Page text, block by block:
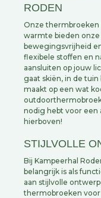
RODEN
Onze thermbroeken
warmte bieden
bewegingsvrijheid
flexibele stoffen en
aansluiten op jouw
gaat skiën, in de
maakt op een wat
nodig hebt voor een
hierboven!
STIJLVOLLE
Bij Kampeerhal
belangrijk is als
aan stijlvolle
thermobroeken voor